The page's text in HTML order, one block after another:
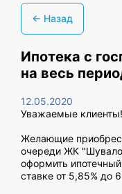
← Назад
Ипотека с
на весь
12.05.2020
Уважаемые клиенты!
Желающие
очереди ЖК
оформить
ставке от 5,85% до